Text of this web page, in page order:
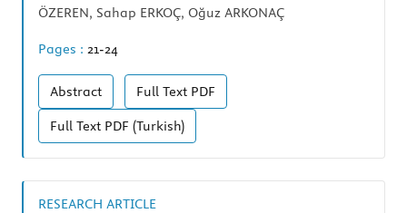
ÖZEREN, Sahap ERKOÇ, Oğuz ARKONAÇ
Pages : 21-24
Abstract Full Text PDF
Full Text PDF (Turkish)
RESEARCH ARTICLE